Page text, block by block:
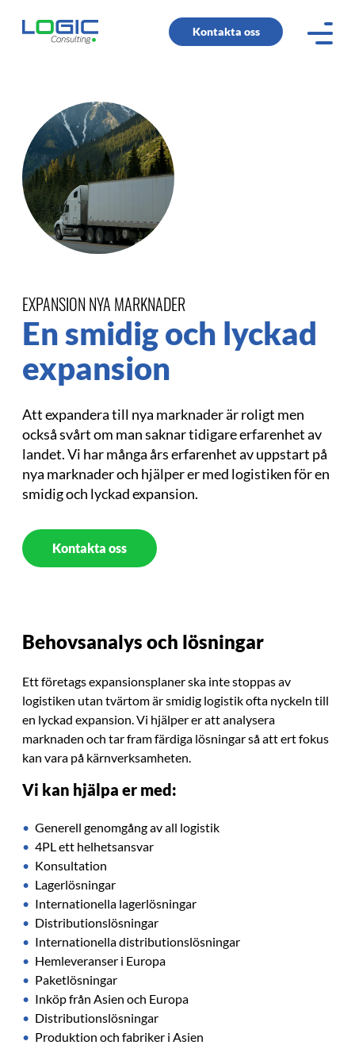
Kontakta oss
EXPANSION NYA MARKNADER
En smidig och lyckad
expansion
Att expandera till nya marknader är roligt men
också svårt om man saknar tidigare erfarenhet av
landet. Vi har många års erfarenhet av uppstart på
nya marknader och hjälper er med logistiken för en
smidig och lyckad expansion.
Kontakta oss
Behovsanalys och lösningar
Ett företags expansionsplaner ska inte stoppas av
logistiken utan tvärtom är smidig logistik ofta nyckeln till
en lyckad expansion. Vi hjälper er att analysera
marknaden och tar fram färdiga lösningar så att ert fokus
kan vara på kärnverksamheten.
Vi kan hjälpa er med:
Generell genomgång av all logistik
4PL ett helhetsansvar
Konsultation
Lagerlösningar
Internationella lagerlösningar
Distributionslösningar
Internationella distributionslösningar
Hemleveranser i Europa
Paketlösningar
Inköp från Asien och Europa
Distributionslösningar
Produktion och fabriker i Asien